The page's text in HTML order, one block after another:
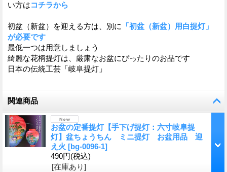
い方はコチラから
初盆（新盆）を迎える方は、別に
「初盆（新盆）用白提灯」
が必要です
最低一つは用意しましょう
綺麗な花柄提灯は、厳粛なお盆にぴったりのお品です
日本の伝統工芸「岐阜提灯」
関連商品
お盆の定番提灯【手下げ提灯：六寸岐阜提
灯】盆ちょうちん ミニ提灯 お盆用品 迎
え火 [bg-0096-1]
490円(税込)
[在庫あり]